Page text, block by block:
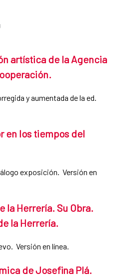
artística de la Agencia
y aumentada de la ed.
en los tiempos del
exposición. Versión en
la Herrería. Su Obra.
la Herrería.
Versión en línea.
de Josefina Plá.